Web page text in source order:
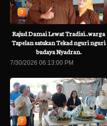
5
Rajud Damai Lewat Tradisi..warga
Tapelan satukan Tekad nguri nguri
budaya Nyadran.
7/30/2026 06:13:00 PM
7